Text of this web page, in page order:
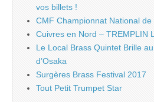
vos billets !
CMF Championnat National
Cuivres en Nord – TREMPLIN
Le Local Brass Quintet Brille
d’Osaka
Surgères Brass Festival 2017
Tout Petit Trumpet Star